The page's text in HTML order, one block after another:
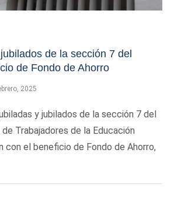
de la sección 7 del
de Fondo de Ahorro
2025
y jubilados de la sección 7 del
Trabajadores de la Educación
con el beneficio de Fondo de Ahorro,